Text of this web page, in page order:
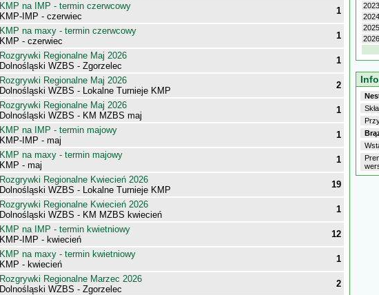
KMP na IMP - termin czerwcowy
KMP-IMP - czerwiec
1
KMP na maxy - termin czerwcowy
KMP - czerwiec
1
Rozgrywki Regionalne Maj 2026
Dolnośląski WZBS - Zgorzelec
1
Rozgrywki Regionalne Maj 2026
Dolnośląski WZBS - Lokalne Turnieje KMP
2
Rozgrywki Regionalne Maj 2026
Dolnośląski WZBS - KM MZBS maj
1
KMP na IMP - termin majowy
KMP-IMP - maj
1
KMP na maxy - termin majowy
KMP - maj
1
Rozgrywki Regionalne Kwiecień 2026
Dolnośląski WZBS - Lokalne Turnieje KMP
19
Rozgrywki Regionalne Kwiecień 2026
Dolnośląski WZBS - KM MZBS kwiecień
1
KMP na IMP - termin kwietniowy
KMP-IMP - kwiecień
12
KMP na maxy - termin kwietniowy
KMP - kwiecień
1
Rozgrywki Regionalne Marzec 2026
Dolnośląski WZBS - Zgorzelec
2
2023
2024
2025
2026